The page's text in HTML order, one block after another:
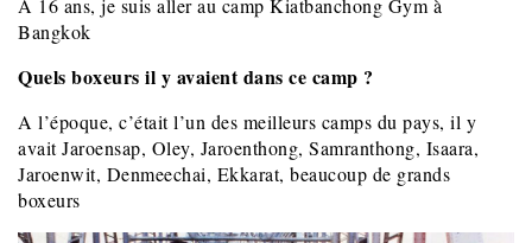
A 16 ans, je suis aller au camp Kiatbanchong Gym à
Bangkok
Quels boxeurs il y avaient dans ce camp ?
A l’époque, c’était l’un des meilleurs camps du pays, il y
avait Jaroensap, Oley, Jaroenthong, Samranthong, Isaara,
Jaroenwit, Denmeechai, Ekkarat, beaucoup de grands
boxeurs